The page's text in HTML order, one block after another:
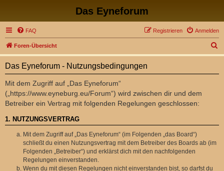
Das Eyneforum
FAQ Anmelden
Registrieren
Foren-Übersicht
u
Das Eyneforum - Nutzungsbedingungen
Mit dem Zugriff auf „Das Eyneforum“
(„https://www.eyneburg.eu/Forum“) wird zwischen dir und dem
Betreiber ein Vertrag mit folgenden Regelungen geschlossen:
1. NUTZUNGSVERTRAG
Mit dem Zugriff auf „Das Eyneforum“ (im Folgenden „das Board“)
schließt du einen Nutzungsvertrag mit dem Betreiber des Boards ab (im
Folgenden „Betreiber“) und erklärst dich mit den nachfolgenden
Regelungen einverstanden.
Wenn du mit diesen Regelungen nicht einverstanden bist, so darfst du